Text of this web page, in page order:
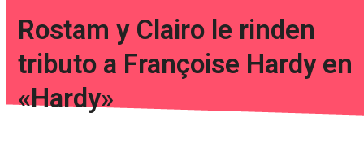
Rostam y Clairo le rinden
tributo a Françoise Hardy en
«Hardy»